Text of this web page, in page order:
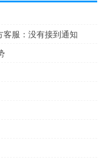
服：没有接到通知